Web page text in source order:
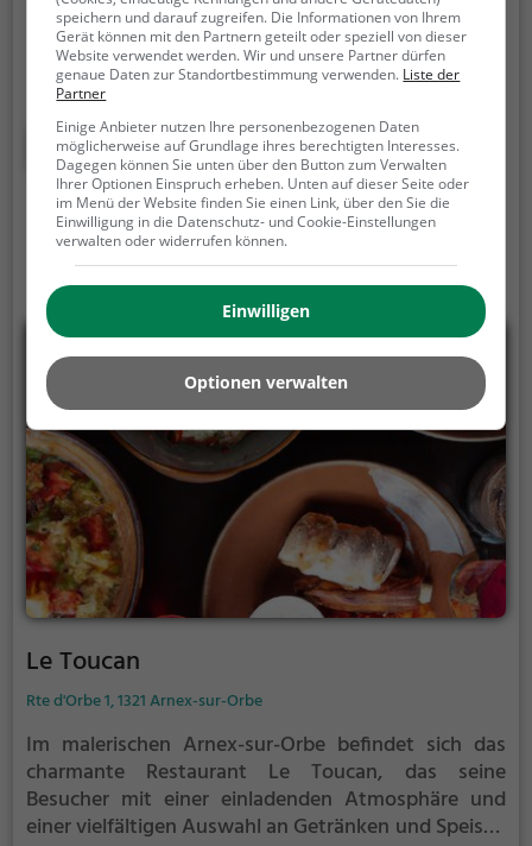
vielfältiges Angebot an Getränken und Speisen
freuen. Hier findet man eine große Auswahl an
Bieren, erlesenen Weinen und köstlichen Cocktails.
Tauche ein in die gemütliche Atmosphäre, spüre das
anregende Ambiente und genieße die kulinarischen
Köstlichkeiten. Egal ob man sich mit Freunden
treffen oder einfach einen entspannten Abend
verbringen möchte - die Bar Duo bietet für jeden
Anlass das passende Getränk und leckere Speisen.
Lass dich von der Vielfalt überraschen und genieße
einen unvergesslichen Abend in der Bar Duo.
Mehr erfahren
Le Toucan
Rte d'Orbe 1, 1321 Arnex-sur-Orbe
Im malerischen Arnex-sur-Orbe befindet sich das
charmante Restaurant Le Toucan, das seine
Besucher mit einer einladenden Atmosphäre und
einer vielfältigen Auswahl an Getränken und Speisen
speichern und darauf zugreifen. Die Informationen von Ihrem
Gerät können mit den Partnern geteilt oder speziell von dieser
Website verwendet werden. Wir und unsere Partner dürfen
genaue Daten zur Standortbestimmung verwenden. Liste der
Partner
Einige Anbieter nutzen Ihre personenbezogenen Daten
möglicherweise auf Grundlage ihres berechtigten Interesses.
Dagegen können Sie unten über den Button zum Verwalten
Ihrer Optionen Einspruch erheben. Unten auf dieser Seite oder
im Menü der Website finden Sie einen Link, über den Sie die
Einwilligung in die Datenschutz- und Cookie-Einstellungen
verwalten oder widerrufen können.
Einwilligen
Optionen verwalten